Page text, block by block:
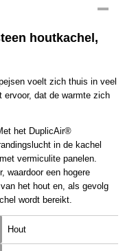
houtkachel,
voelt zich thuis in veel
dat de warmte zich
het DuplicAir®
in de kachel
vermiculite panelen.
waardoor een hogere
het hout en, als gevolg
wordt bereikt.
Hout